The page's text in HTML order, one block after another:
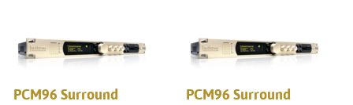
PCM96 Surround
PCM96 Surround